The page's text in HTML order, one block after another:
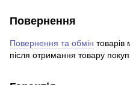
Повернення
Повернення та обмін
після отримання товару